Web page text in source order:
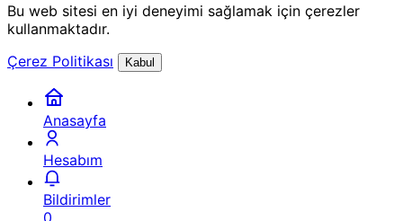
Bu web sitesi en iyi deneyimi sağlamak için çerezler
kullanmaktadır.
Çerez Politikası
Kabul
Anasayfa
Hesabım
Bildirimler
0